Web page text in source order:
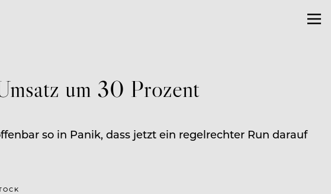
um 30 Prozent
so in Panik, dass jetzt ein regelrechter Run darauf